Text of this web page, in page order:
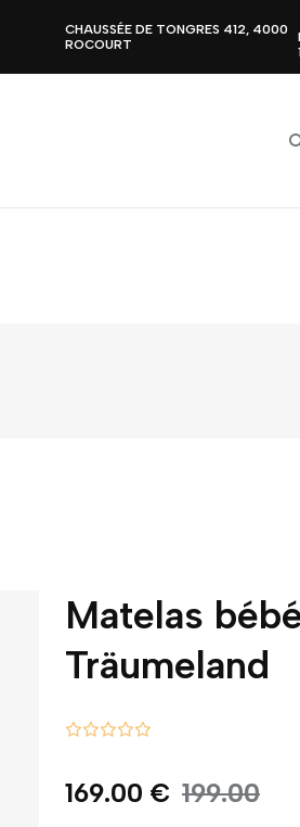
CHAUSSÉE DE TONGRES 412, 4000
ROCOURT
Matelas
Träumeland
169.00 € 199.00